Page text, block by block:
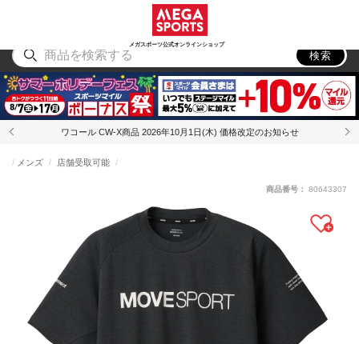
メガスポーツ公式オンラインショップ
アウトドア
検索
ワコール CW-X商品 2026年10月1日(木) 価格改定のお知らせ
メンズ 店舗受取可能
商品番号： 80643307